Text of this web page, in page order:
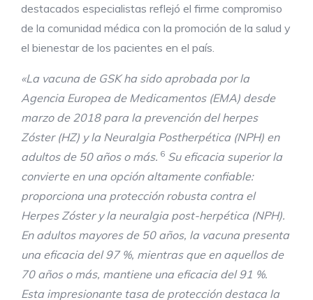
destacados especialistas reflejó el firme compromiso
de la comunidad médica con la promoción de la salud y
el bienestar de los pacientes en el país.
«La vacuna de GSK ha sido aprobada por la
Agencia Europea de Medicamentos (EMA) desde
marzo de 2018 para la prevención del herpes
Zóster (HZ) y la Neuralgia Postherpética (NPH) en
adultos de 50 años o más. 6 Su eficacia superior la
convierte en una opción altamente confiable:
proporciona una protección robusta contra el
Herpes Zóster y la neuralgia post-herpética (NPH).
En adultos mayores de 50 años, la vacuna presenta
una eficacia del 97 %, mientras que en aquellos de
70 años o más, mantiene una eficacia del 91 %.
Esta impresionante tasa de protección destaca la